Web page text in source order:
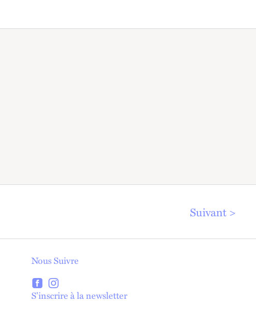
Suivant
Nous Suivre
lien externe
S'inscrire à la newsletterlien externe